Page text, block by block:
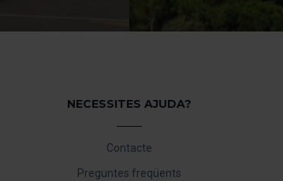
NECESSITES AJUDA?
Contacte
Preguntes freqüents